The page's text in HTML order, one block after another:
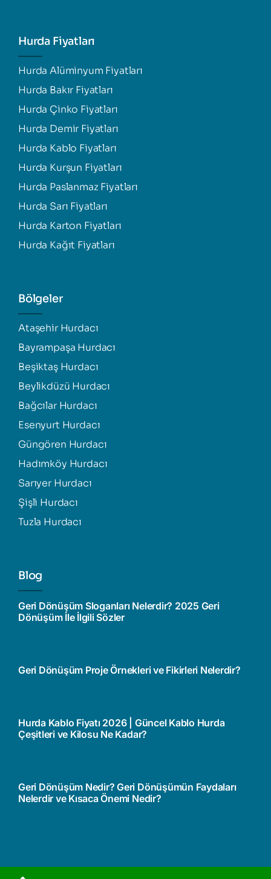
Hurda Fiyatları
Hurda Alüminyum Fiyatları
Hurda Bakır Fiyatları
Hurda Çinko Fiyatları
Hurda Demir Fiyatları
Hurda Kablo Fiyatları
Hurda Kurşun Fiyatları
Hurda Paslanmaz Fiyatları
Hurda Sarı Fiyatları
Hurda Karton Fiyatları
Hurda Kağıt Fiyatları
Bölgeler
Ataşehir Hurdacı
Bayrampaşa Hurdacı
Beşiktaş Hurdacı
Beylikdüzü Hurdacı
Bağcılar Hurdacı
Esenyurt Hurdacı
Güngören Hurdacı
Hadımköy Hurdacı
Sarıyer Hurdacı
Şişli Hurdacı
Tuzla Hurdacı
Blog
Geri Dönüşüm Sloganları Nelerdir? 2025 Geri
Dönüşüm İle İlgili Sözler
Geri Dönüşüm Proje Örnekleri ve Fikirleri Nelerdir?
Hurda Kablo Fiyatı 2026 | Güncel Kablo Hurda
Çeşitleri ve Kilosu Ne Kadar?
Geri Dönüşüm Nedir? Geri Dönüşümün Faydaları
Nelerdir ve Kısaca Önemi Nedir?